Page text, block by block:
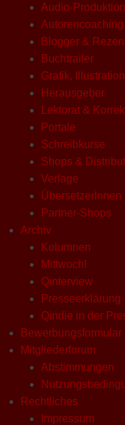
Audio-
Autorencoaching
Blogger &
Buchtrailer
Grafik,
Herausgeber
Lektorat &
Portale
Schreibkurse
Shops &
Verlage
ÜbersetzerInnen
Partner-Shops
Archiv
Kolumnen
Mittwoch!
Qinterview
Presseerklärung
Qindie in der
Bewerbungsformular
Mitgliederforum
Abstimmungen
Rechtliches
Impressum